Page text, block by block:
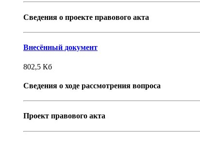
Сведения о проекте правового акта
Внесённый документ
802,5 Кб
Сведения о ходе рассмотрения вопроса
Проект правового акта